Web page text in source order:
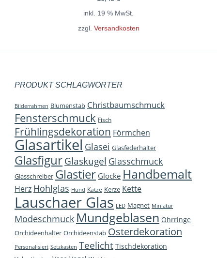
inkl. 19 % MwSt.
zzgl. Versandkosten
PRODUKT SCHLAGWÖRTER
Bilderrahmen Blumenstab Christbaumschmuck
Fensterschmuck Fisch
Frühlingsdekoration Förmchen
Glasartikel Glasei Glasfederhalter
Glasfigur Glaskugel Glasschmuck
Glasschreiber Glastier Glocke Handbemalt
Herz Hohlglas Hund Katze Kerze Kette
Lauschaer Glas LED Magnet Miniatur
Modeschmuck Mundgeblasen Ohrringe
Orchideenhalter Orchideenstab Osterdekoration
Personalisiert Setzkasten Teelicht Tischdekoration